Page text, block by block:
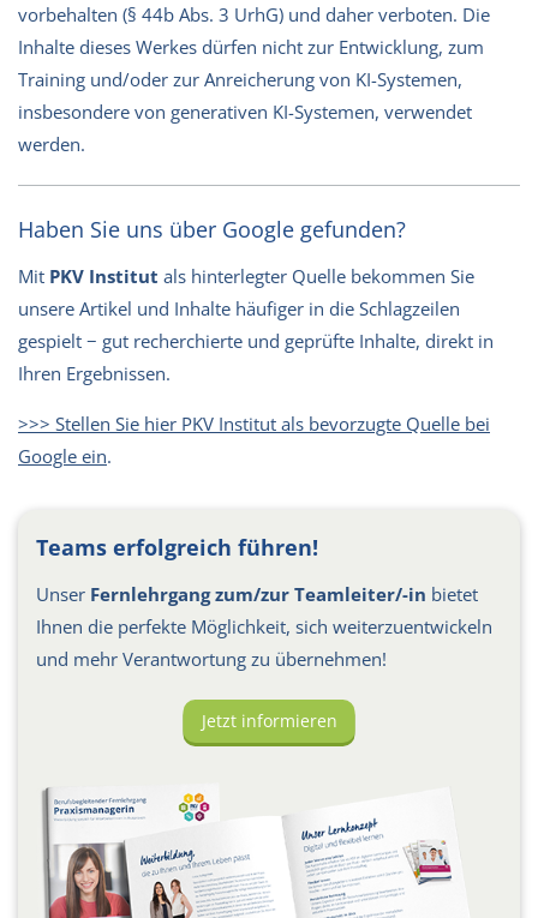
vorbehalten (§ 44b Abs. 3 UrhG) und daher verboten. Die
Inhalte dieses Werkes dürfen nicht zur Entwicklung, zum
Training und/oder zur Anreicherung von KI-Systemen,
insbesondere von generativen KI-Systemen, verwendet
werden.
Haben Sie uns über Google gefunden?
Mit PKV Institut als hinterlegter Quelle bekommen Sie
unsere Artikel und Inhalte häufiger in die Schlagzeilen
gespielt − gut recherchierte und geprüfte Inhalte, direkt in
Ihren Ergebnissen.
>>> Stellen Sie hier PKV Institut als bevorzugte Quelle bei
Google ein.
Teams erfolgreich führen!
Unser Fernlehrgang zum/zur Teamleiter/-in bietet
Ihnen die perfekte Möglichkeit, sich weiterzuentwickeln
und mehr Verantwortung zu übernehmen!
Jetzt informieren